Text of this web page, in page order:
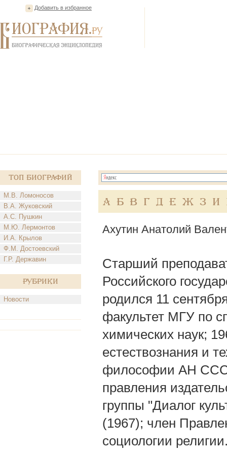
Добавить в избранное
Топ Биографий
М.В. Ломоносов
В.А. Жуковский
А.С. Пушкин
М.Ю. Лермонтов
И.А. Крылов
Ф.М. Достоевский
Г.Р. Державин
Рубрики
Новости
А Б В Г Д Е Ж З И
Ахутин Анатолий
Старший
Российского
родился 11
факультет МГУ по
химических наук;
естествознания и
философии АН
правления
группы "Диалог
(1967); член
социологии